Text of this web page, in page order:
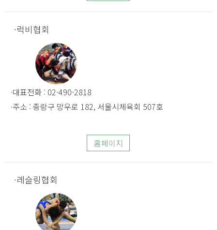
럭비협회
대표전화 : 02-490-2818
주소 : 중랑구 망우로 182, 서울시체육회 507호
홈페이지
레슬링협회